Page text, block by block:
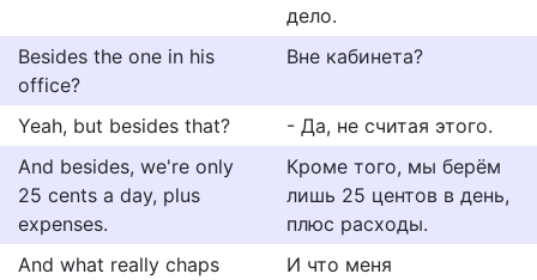
дело.
Besides the one in his
office?
Вне кабинета?
Yeah, but besides that?
- Да, не считая этого.
And besides, we're only
25 cents a day, plus
expenses.
Кроме того, мы берём
лишь 25 центов в день,
плюс расходы.
And what really chaps
И что меня